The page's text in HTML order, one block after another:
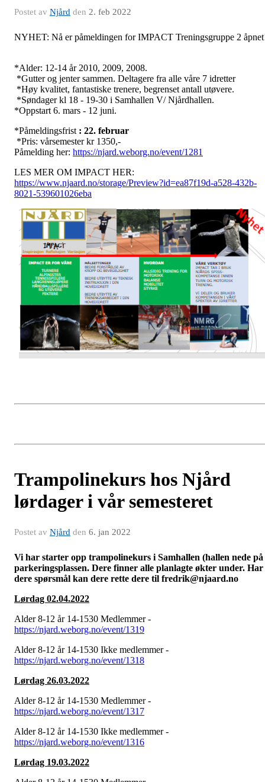
Postet av Njård den 2. feb 2022
NYHET: Nå er påmeldingen for IMPACT Treningsgruppe 2
*Alder: 12-14 år 2010, 2009, 2008.
*Gutter og jenter sammen. Deltagere fra alle våre 7 idretter
*Høy kvalitet, fantastiske trenere, begrenset antall utøvere.
*Søndager kl 18 - 19-30 i Samhallen V/ Njårdhallen.
*Oppstart 6. mars - 12 juni.
*Påmeldingsfrist : 22. februar
*Pris: vårsemester kr 1350,-
Påmelding her: https://njard.weborg.no/event/1281
LES MER OM IMPACT HER:
https://www.njaard.no/storage/Preview?id=ea87f19d-a528-432b-
8021-539601026eba
Trampolinekurs hos Njård
lørdager i vår semesteret
Postet av Njård den 6. jan 2022
Vi har starter opp trampolinekurs i Samhallen (hallen nede på
parkeringsplassen. Dere finner alle planlagte økter under. Har
dere spørsmål kan dere rette dere til fredrik@njaard.no
Lørdag 02.04.2022
Alder 8-12 år 14-1530 Medlemmer -
https://njard.weborg.no/event/1319
Alder 8-12 år 14-1530 Ikke medlemmer -
https://njard.weborg.no/event/1318
Lørdag 26.03.2022
Alder 8-12 år 14-1530 Medlemmer -
https://njard.weborg.no/event/1317
Alder 8-12 år 14-1530 Ikke medlemmer -
https://njard.weborg.no/event/1316
Lørdag 19.03.2022